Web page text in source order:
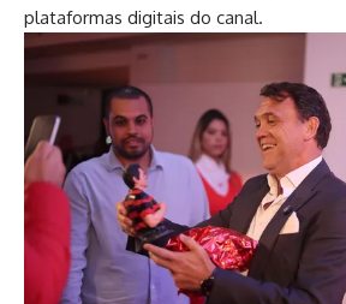
plataformas digitais do canal.